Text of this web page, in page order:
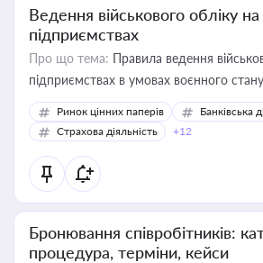
Ведення військового обліку на
підприємствах
Про що тема: Правила ведення
підприємствах в умовах воєнного стану
Ринок цінних паперів
Банківська
Страхова діяльність
+12
Бронювання співробітників:
процедура, терміни, кейси